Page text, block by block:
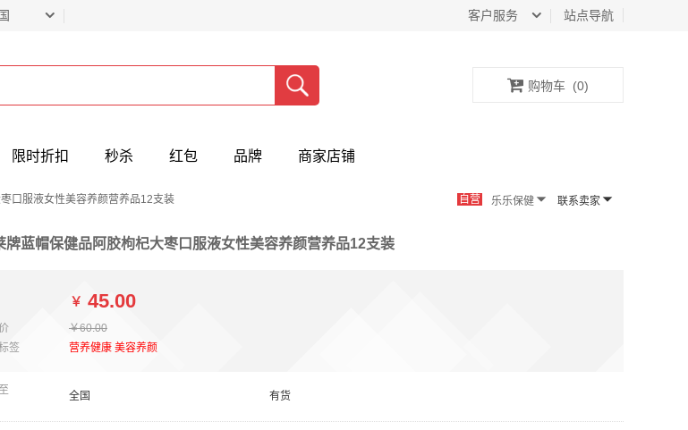
客户服务 站点导航
购物车 (0)
限时折扣 秒杀 红包 品牌 商家店铺
口服液女性美容养颜营养品12支装 联系卖家
自营 乐乐保健
牌蓝帽保健品阿胶枸杞大枣口服液女性美容养颜营养品12支装
￥ 45.00
￥60.00
签
营养健康 美容养颜
有货